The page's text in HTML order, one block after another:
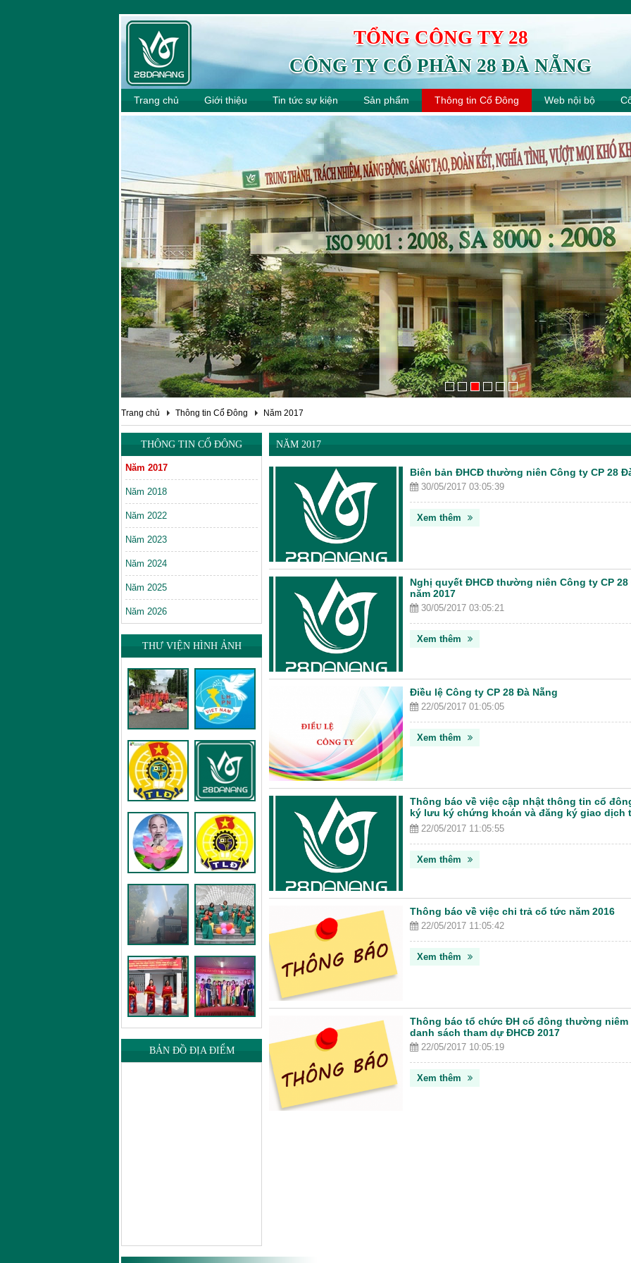
TỔNG CÔNG TY 28
CÔNG TY CỔ PHẦN 28 ĐÀ NẴNG
Trang chủ Giới thiệu Tin tức sự kiện Sản phẩm Thông tin Cổ Đông Web nội bộ
Trang chủ Thông tin Cổ Đông Năm 2017
THÔNG TIN CỔ ĐÔNG
Năm 2017
Năm 2018
Năm 2022
Năm 2023
Năm 2024
Năm 2025
Năm 2026
THƯ VIỆN HÌNH ẢNH
BẢN ĐỒ ĐỊA ĐIỂM
NĂM 2017
Biên bản ĐHCĐ thường niên Công ty CP 28
30/05/2017 03:05:39
Xem thêm
Nghị quyết ĐHCĐ thường niên Công ty CP 28
năm 2017
30/05/2017 03:05:21
Xem thêm
Điều lệ Công ty CP 28 Đà Nẵng
22/05/2017 01:05:05
Xem thêm
Thông báo về việc cập nhật thông tin cổ
ký lưu ký chứng khoán và đăng ký giao dịch
thống giao dịch UPCoM
22/05/2017 11:05:55
Xem thêm
Thông báo về việc chi trả cổ tức năm 2016
22/05/2017 11:05:42
Xem thêm
Thông báo tổ chức ĐH cổ đông thường niêm
danh sách tham dự ĐHCĐ 2017
22/05/2017 10:05:19
Xem thêm